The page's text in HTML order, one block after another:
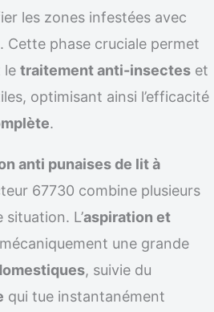
les zones infestées avec
Cette phase cruciale permet
le traitement anti-insectes et
optimisant ainsi l’efficacité
.
anti punaises de lit à
67730 combine plusieurs
L’aspiration et
une grande
, suivie du
qui tue instantanément